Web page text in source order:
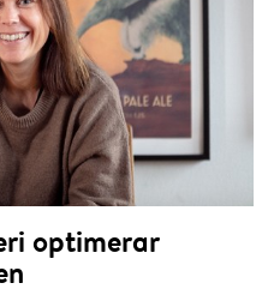
optimerar